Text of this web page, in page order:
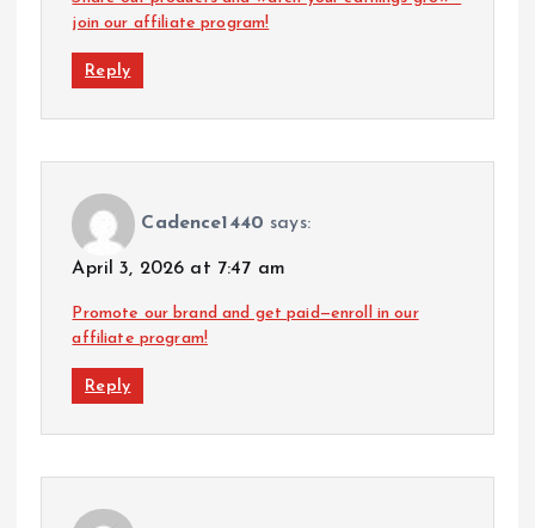
join our affiliate program!
Reply
Cadence1440 says:
April 3, 2026 at 7:47 am
Promote our brand and get paid—enroll in our
affiliate program!
Reply